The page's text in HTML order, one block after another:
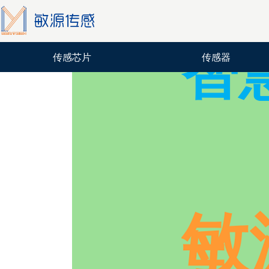
传感芯片 传感器
智